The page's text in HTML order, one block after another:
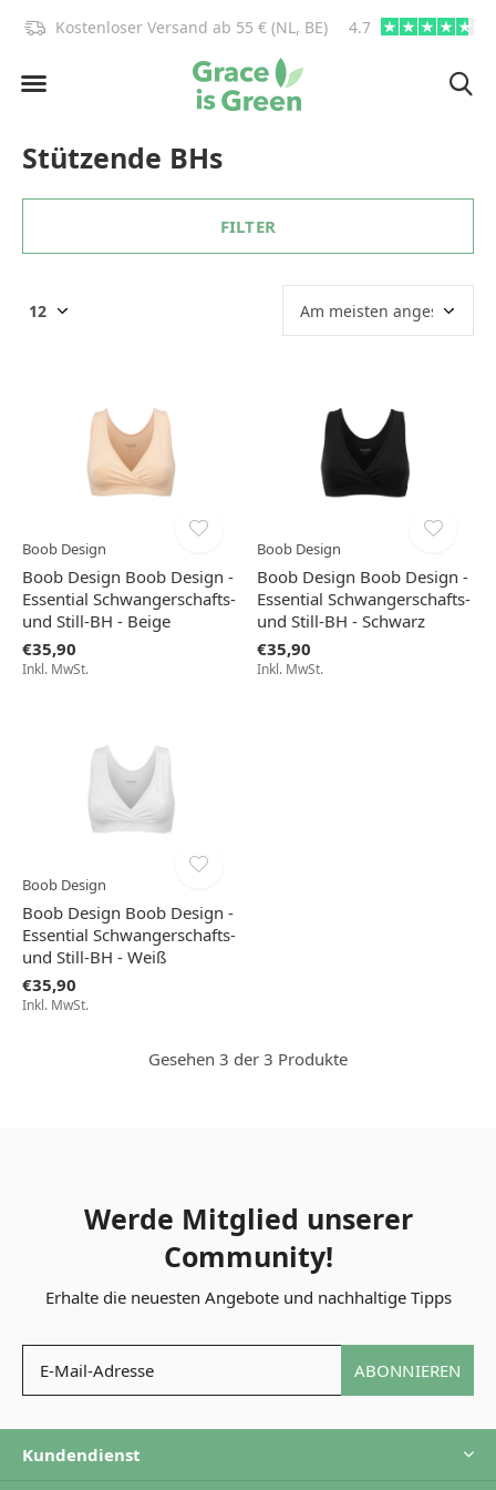
Kostenloser Versand ab 55 € (NL, BE) 4.7
Stützende BHs
FILTER
Boob Design
Boob Design Boob Design -
Essential Schwangerschafts-
und Still-BH - Beige
€35,90
Inkl. MwSt.
Boob Design
Boob Design Boob Design -
Essential Schwangerschafts-
und Still-BH - Schwarz
€35,90
Inkl. MwSt.
Boob Design
Boob Design Boob Design -
Essential Schwangerschafts-
und Still-BH - Weiß
€35,90
Inkl. MwSt.
Gesehen 3 der 3 Produkte
Werde Mitglied unserer
Community!
Erhalte die neuesten Angebote und nachhaltige Tipps
ABONNIEREN
Kundendienst